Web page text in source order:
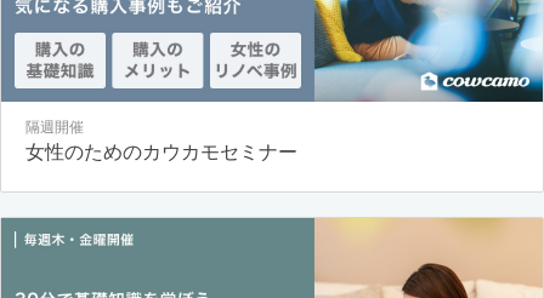
隔週開催
女性のためのカウカモセミナー